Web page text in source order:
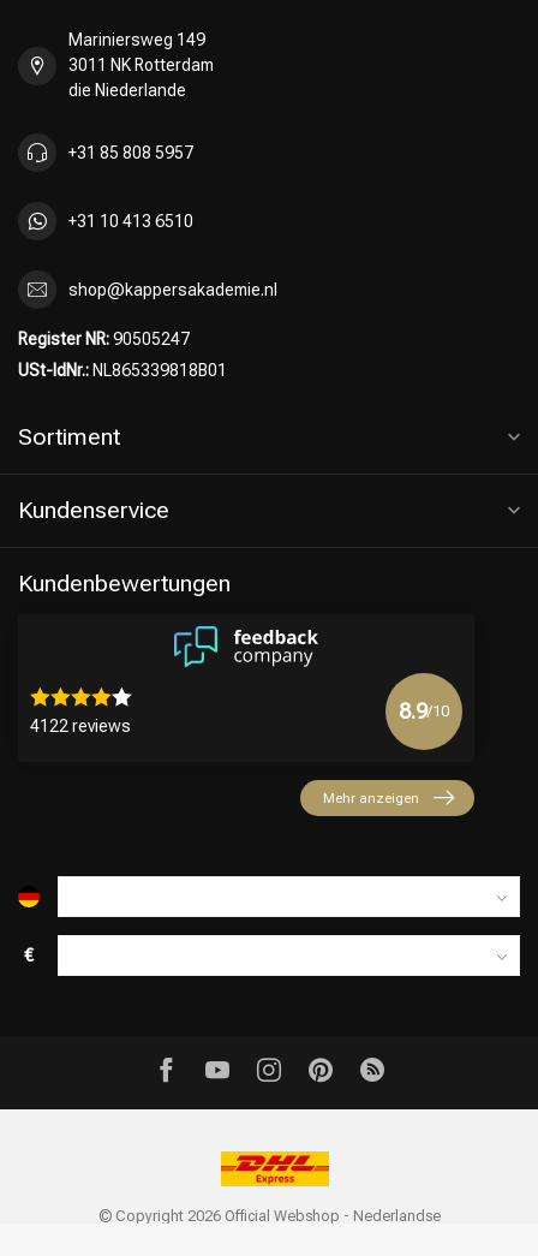
Mariniersweg 149
3011 NK Rotterdam
die Niederlande
+31 85 808 5957
+31 10 413 6510
shop@kappersakademie.nl
Register NR:90505247
USt-IdNr.: NL865339818B01
Sortiment
Kundenservice
Kundenbewertungen
4122 reviews
8.9/10
Mehr anzeigen
€
© Copyright 2026 Official Webshop - Nederlandse